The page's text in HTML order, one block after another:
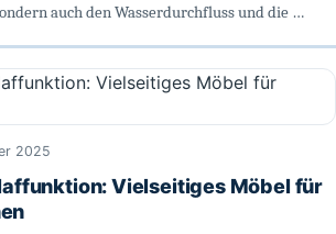
auch den Wasserdurchfluss und die …
2025
Vielseitiges Möbel für